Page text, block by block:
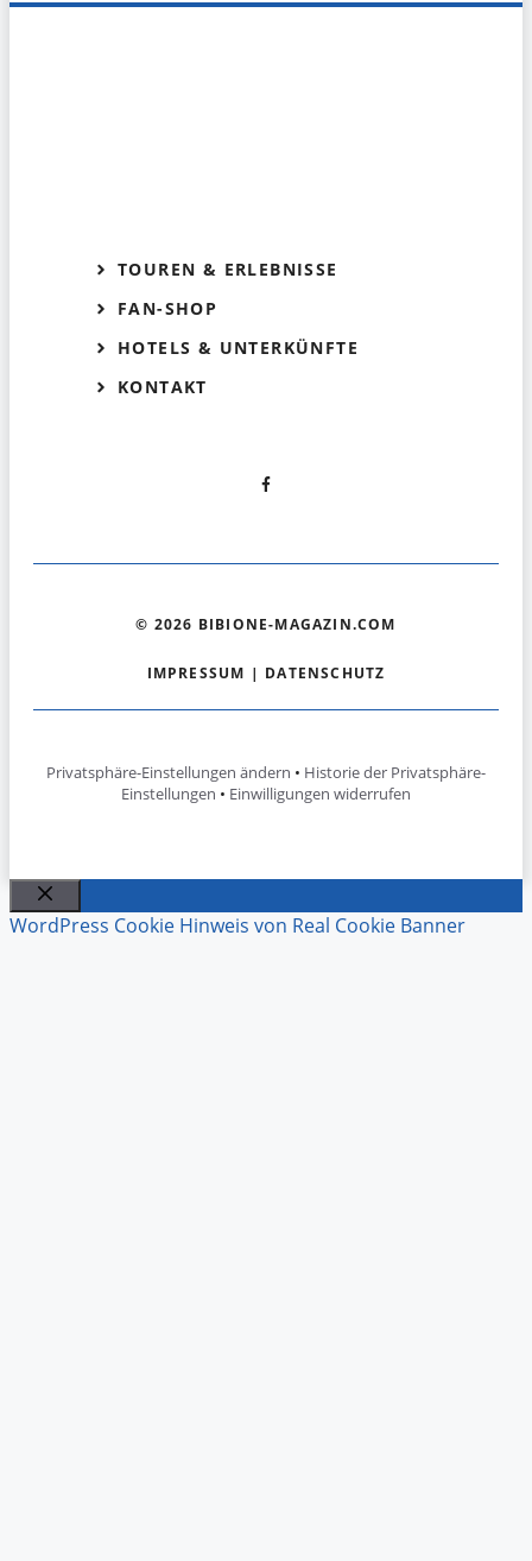
TOUREN & ERLEBNISSE
FAN-SHOP
HOTELS & UNTERKÜNFTE
KONTAKT
© 2026 BIBIONE-MAGAZIN.COM
IMPRESSUM | DATENSCHUTZ
Privatsphäre-Einstellungen ändern • Historie der Privatsphäre-
Einstellungen • Einwilligungen widerrufen
Schließen
WordPress Cookie Hinweis von Real Cookie Banner